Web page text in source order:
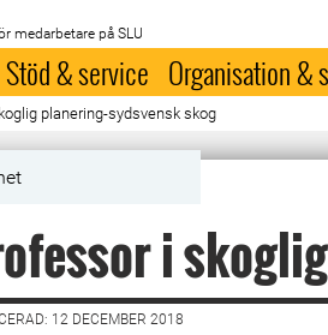
medarbetare på SLU
Stöd & service Organisation &
planering-sydsvensk skog
i
12 DECEMBER 2018